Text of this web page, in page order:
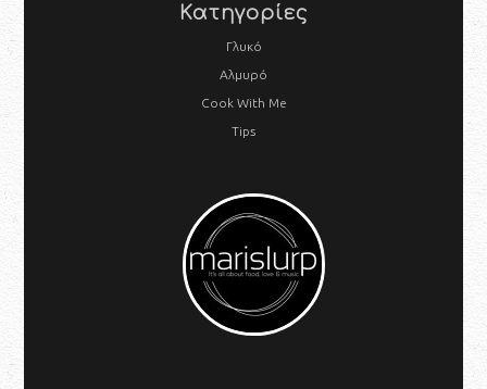
Κατηγορίες
Γλυκό
Αλμυρό
Cook With Me
Tips